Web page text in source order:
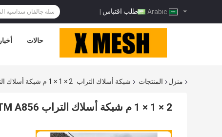
طلب اقتباس |
أخبار حالات
منزل المنتجات شبكة أسلاك التراب 2 × 1 × 1 م شبكة أسلاك التراب ASTM A856
2 × 1 × 1 م شبكة أسلاك التراب ASTM A856